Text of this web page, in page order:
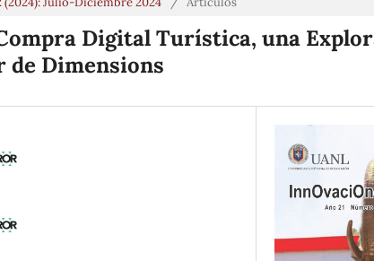
Digital Turística, una
Dimensions